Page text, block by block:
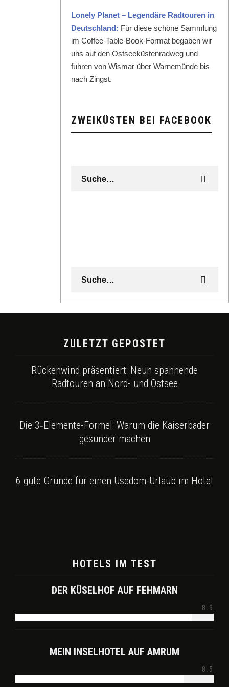
Lone­ly Plan­et – Leg­endäre Rad­touren in
Deutsch­land: Für diese schöne Samm­lung
im Cof­fee-Table-Book-For­mat begaben wir
uns auf den Ost­seeküsten­rad­weg und
fuhren von Wis­mar über Warnemünde bis
nach Zingst.
ZWEIKÜSTEN BEI FACEBOOK
ZULETZT GEPOSTET
Rückenwind präsentiert: Neun spannende
Radtouren an Nord- und Ostsee
Die 3‑Elemente-Formel: Warum die Kaiserbäder
gesünder machen
6 gute Gründe für einen Usedom-Urlaub im Hotel
HOTELS IM TEST
DER KÜSELHOF AUF FEHMARN
8.9
MEIN INSELHOTEL AUF AMRUM
8.5